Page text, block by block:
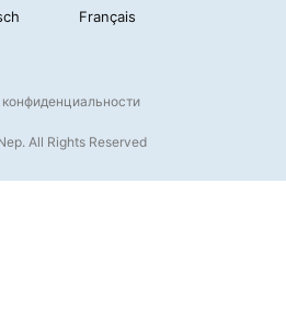
Français
All Rights Reserved
конфиденциальности